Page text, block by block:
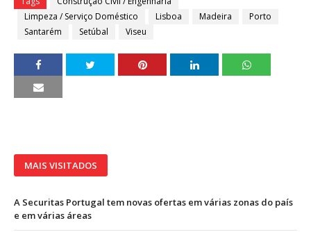
Limpeza / Serviço Doméstico
Lisboa Madeira
Porto
Santarém
Setúbal Viseu
MAIS VISITADOS
A Securitas Portugal tem novas ofertas em várias zonas do país
e em várias áreas